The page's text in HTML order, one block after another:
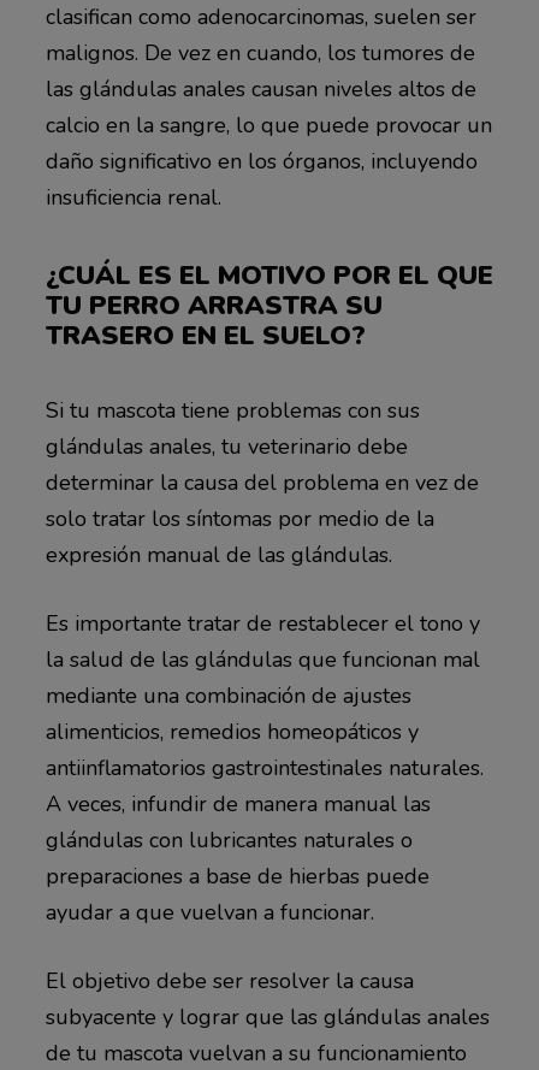
clasifican como adenocarcinomas, suelen ser
malignos. De vez en cuando, los tumores de
las glándulas anales causan niveles altos de
calcio en la sangre, lo que puede provocar un
daño significativo en los órganos, incluyendo
insuficiencia renal.
¿CUÁL ES EL MOTIVO POR EL QUE
TU PERRO ARRASTRA SU
TRASERO EN EL SUELO?
Si tu mascota tiene problemas con sus
glándulas anales, tu veterinario debe
determinar la causa del problema en vez de
solo tratar los síntomas por medio de la
expresión manual de las glándulas.
Es importante tratar de restablecer el tono y
la salud de las glándulas que funcionan mal
mediante una combinación de ajustes
alimenticios, remedios homeopáticos y
antiinflamatorios gastrointestinales naturales.
A veces, infundir de manera manual las
glándulas con lubricantes naturales o
preparaciones a base de hierbas puede
ayudar a que vuelvan a funcionar.
El objetivo debe ser resolver la causa
subyacente y lograr que las glándulas anales
de tu mascota vuelvan a su funcionamiento